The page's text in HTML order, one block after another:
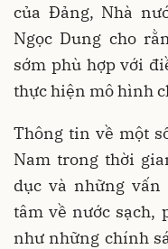
của Đảng, Nhà
Ngọc Dung cho
sớm phù hợp với
thực hiện mô hình
Thông tin về một
Nam trong thời
dục và những
tâm về nước sạch,
như những chính